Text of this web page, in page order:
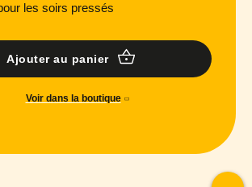
les soirs pressés
Ajouter au panier
Voir dans la boutique